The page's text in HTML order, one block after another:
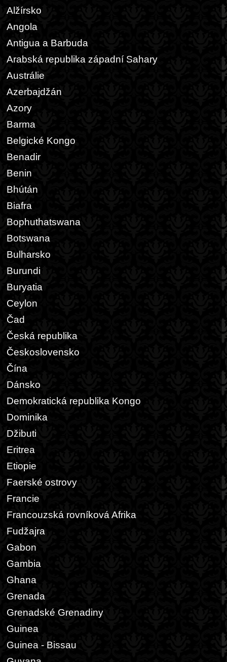
Alžírsko
Angola
Antigua a Barbuda
Arabská republika západní Sahary
Austrálie
Azerbajdžán
Azory
Barma
Belgické Kongo
Benadir
Benin
Bhútán
Biafra
Bophuthatswana
Botswana
Bulharsko
Burundi
Buryatia
Ceylon
Čad
Česká republika
Československo
Čína
Dánsko
Demokratická republika Kongo
Dominika
Džibuti
Eritrea
Etiopie
Faerské ostrovy
Francie
Francouzská rovníková Afrika
Fudžajra
Gabon
Gambia
Ghana
Grenada
Grenadské Grenadiny
Guinea
Guinea - Bissau